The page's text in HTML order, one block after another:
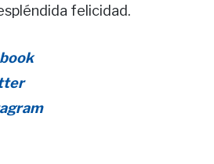
felicidad.